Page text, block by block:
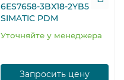
6ES7658-3BX18-2YB5
SIMATIC PDM
Уточняйте у менеджера
Запросить цену